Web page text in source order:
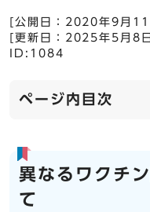
[公開日： 2020年9月11
[更新日： 2025年5月8日
ID:1084
ページ内目次
異なるワクチ
て